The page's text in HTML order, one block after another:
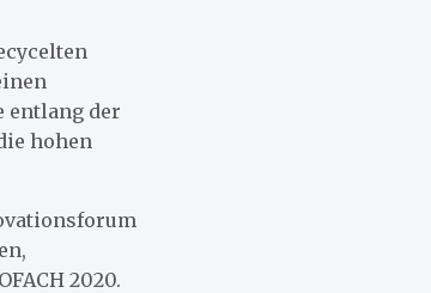
entlang der
hohen
2020.